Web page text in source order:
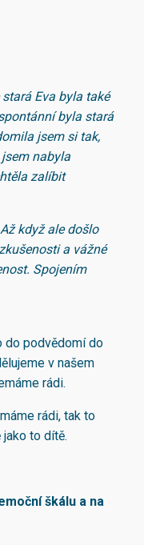
Eva byla také
byla stará
jsem si tak,
nabyla
zalíbit
když ale došlo
a vážné
Spojením
do podvědomí do
v našem
rádi.
rádi, tak to
jako to dítě.
škálu a na